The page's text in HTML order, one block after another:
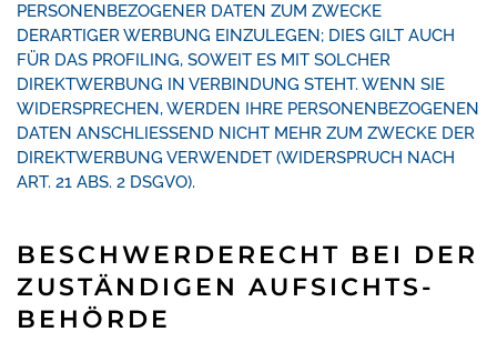
PERSONENBEZOGENER DATEN ZUM ZWECKE
DERARTIGER WERBUNG EINZULEGEN; DIES GILT AUCH
FÜR DAS PROFILING, SOWEIT ES MIT SOLCHER
DIREKTWERBUNG IN VERBINDUNG STEHT. WENN SIE
WIDERSPRECHEN, WERDEN IHRE PERSONENBEZOGENEN
DATEN ANSCHLIESSEND NICHT MEHR ZUM ZWECKE DER
DIREKTWERBUNG VERWENDET (WIDERSPRUCH NACH
ART. 21 ABS. 2 DSGVO).
BESCHWERDE­RECHT BEI DER
ZUSTÄNDIGEN AUFSICHTS­
BEHÖRDE